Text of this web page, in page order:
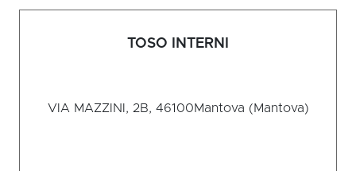
TOSO INTERNI
VIA MAZZINI, 2B, 46100Mantova (Mantova)